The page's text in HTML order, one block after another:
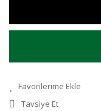
Tavsiye Et